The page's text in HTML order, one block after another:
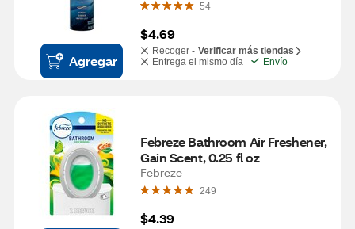
Agregar
54
$4.69
Recoger - Verificar más tiendas
Entrega el mismo día
Envío
Febreze Bathroom Air Freshener,
Gain Scent, 0.25 fl oz
Febreze
249
$4.39